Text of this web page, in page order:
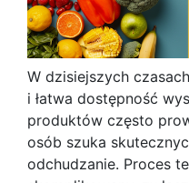
W dzisiejszych
i łatwa dostępność
produktów często
osób szuka
odchudzanie. Proces